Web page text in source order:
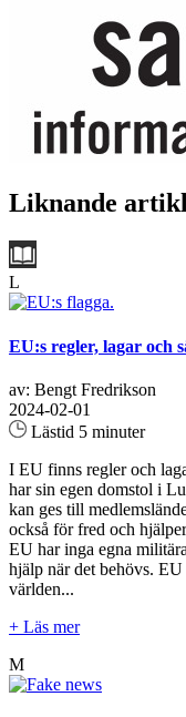
Liknande
L
EU:s regler, lagar och
av: Bengt Fredrikson
2024-02-01
Lästid 5 minuter
I EU finns regler och
har sin egen domstol i
kan ges till
också för fred och
EU har inga egna
hjälp när det behövs. EU
världen...
+ Läs mer
M